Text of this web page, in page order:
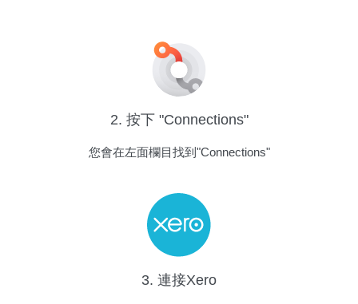
2. 按下 "Connections"
您會在左面欄目找到"Connections"
3. 連接Xero